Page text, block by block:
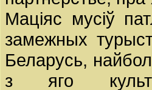
Маціяс мусіў
замежных
Беларусь,
з яго